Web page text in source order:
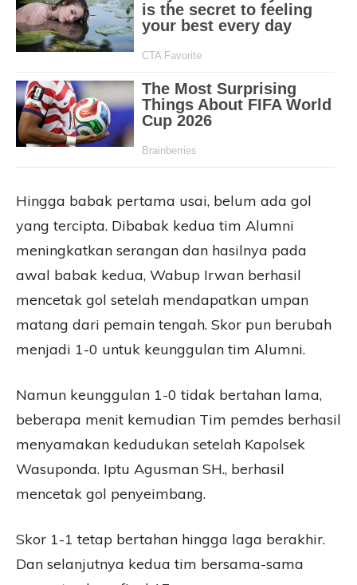
Hingga babak pertama usai, belum ada gol
yang tercipta. Dibabak kedua tim Alumni
meningkatkan serangan dan hasilnya pada
awal babak kedua, Wabup Irwan berhasil
mencetak gol setelah mendapatkan umpan
matang dari pemain tengah. Skor pun berubah
menjadi 1-0 untuk keunggulan tim Alumni.
Namun keunggulan 1-0 tidak bertahan lama,
beberapa menit kemudian Tim pemdes berhasil
menyamakan kedudukan setelah Kapolsek
Wasuponda. Iptu Agusman SH., berhasil
mencetak gol penyeimbang.
Skor 1-1 tetap bertahan hingga laga berakhir.
Dan selanjutnya kedua tim bersama-sama